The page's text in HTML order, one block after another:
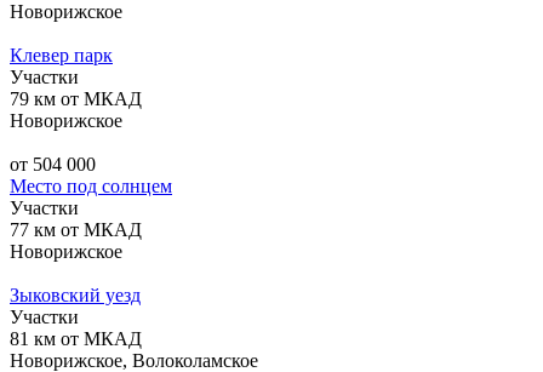
Новорижское
Клевер парк
Участки
79 км от МКАД
Новорижское
от 504 000
Место под солнцем
Участки
77 км от МКАД
Новорижское
Зыковский уезд
Участки
81 км от МКАД
Новорижское, Волоколамское